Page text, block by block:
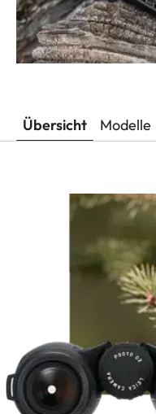
Übersicht Modelle